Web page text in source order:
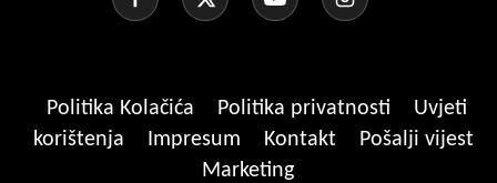
Politika Kolačića Politika privatnosti
Uvjeti
korištenja
Impresum Kontakt
Pošalji vijest
Marketing